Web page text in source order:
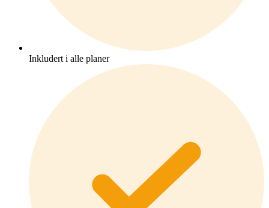
Inkludert i alle planer